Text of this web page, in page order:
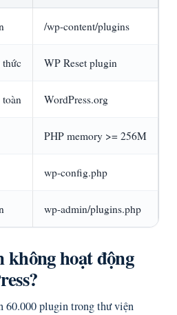
/wp-content/plugins
thức WP Reset plugin
WordPress.org
PHP memory >= 256M
wp-config.php
wp-admin/plugins.php
không hoạt động
60.000 plugin trong thư viện